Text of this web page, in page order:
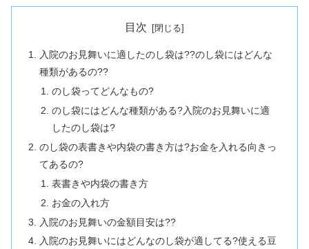
目次
入院のお見舞いに適したのし袋は??のし袋にはどんな
種類があるの??
のし袋ってどんなもの?
のし袋にはどんな種類がある?入院のお見舞いに適
したのし袋は?
のし袋の表書きや内袋の書き方は?お金を入れる向きっ
てあるの?
表書きや内袋の書き方
お金の入れ方
入院のお見舞いの金額目安は??
入院のお見舞いにはどんなのし袋が適してる?使える豆